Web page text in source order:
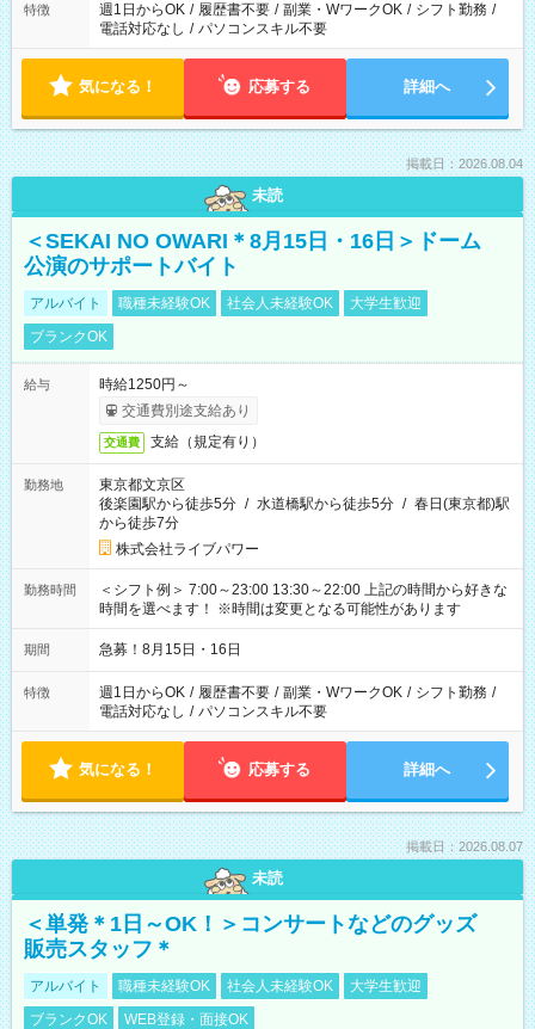
特徴 週1日からOK / 履歴書不要 / 副業・WワークOK / シフト勤務 /
電話対応なし / パソコンスキル不要
気になる！ 応募する 詳細へ
掲載日：2026.08.04
未読
＜SEKAI NO OWARI＊8月15日・16日＞ドーム
公演のサポートバイト
アルバイト 職種未経験OK 社会人未経験OK
大学生歓迎
ブランクOK
給与
時給1250円～
交通費別途支給あり
交通費 支給（規定有り）
勤務地
東京都文京区
後楽園駅から徒歩5分 / 水道橋駅から徒歩5分 / 春日(東京都)駅
から徒歩7分
株式会社ライブパワー
勤務時間
＜シフト例＞ 7:00～23:00 13:30～22:00 上記の時間から好きな
時間を選べます！ ※時間は変更となる可能性があります
期間 急募！8月15日・16日
特徴 週1日からOK / 履歴書不要 / 副業・WワークOK / シフト勤務 /
電話対応なし / パソコンスキル不要
気になる！ 応募する 詳細へ
掲載日：2026.08.07
未読
＜単発＊1日～OK！＞コンサートなどのグッズ
販売スタッフ＊
アルバイト 職種未経験OK 社会人未経験OK
大学生歓迎
ブランクOK
WEB登録・面接OK